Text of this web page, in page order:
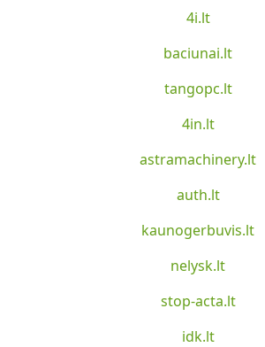
4i.lt
baciunai.lt
tangopc.lt
4in.lt
astramachinery.lt
auth.lt
kaunogerbuvis.lt
nelysk.lt
stop-acta.lt
idk.lt